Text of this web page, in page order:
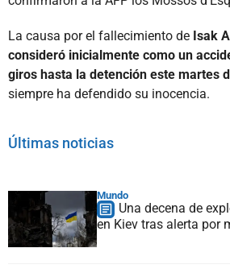
La causa por el fallecimiento de Isak
consideró inicialmente como un
giros hasta la detención este martes
siempre ha defendido su inocencia.
Últimas noticias
Mundo
Una decena de
en Kiev tras alerta por